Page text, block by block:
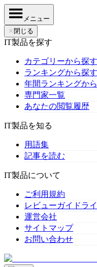
メニュー
✕ 閉じる
IT製品を探す
カテゴリーから探す
ランキングから探す
年間ランキングか
専門家一覧
あなたの閲覧履歴
IT製品を知る
用語集
記事を読む
IT製品について
ご利用規約
レビューガイドラ
運営会社
サイトマップ
お問い合わせ